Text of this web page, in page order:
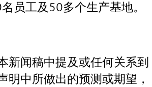
员工及50多个生产基地。
新闻稿中提及或任何关系到
明中所做出的预测或期望，